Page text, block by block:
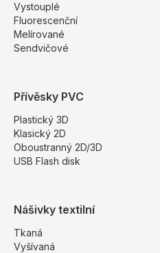
Vystouplé
Fluorescenční
Melírované
Sendvičové
Přívěsky PVC
Plastický 3D
Klasický 2D
Oboustranný 2D/3D
USB Flash disk
Nášivky textilní
Tkaná
Vyšívaná